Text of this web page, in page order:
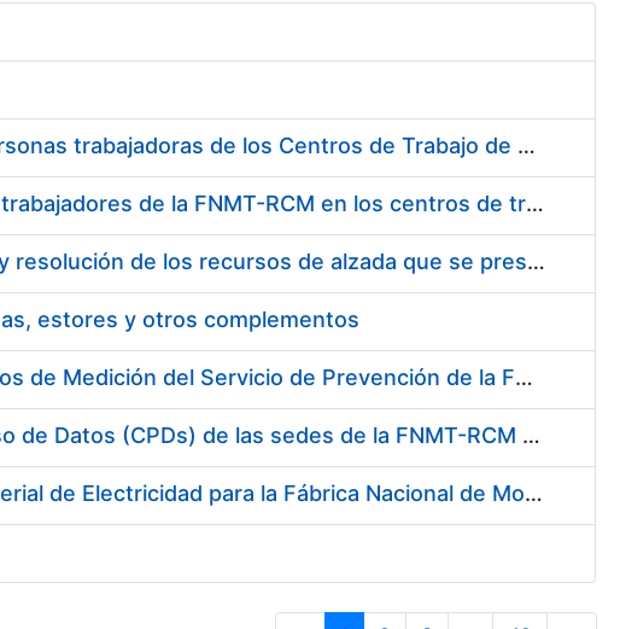
Suministro de Protectores Auditivos a medida para las personas trabajadoras de los Centros de Trabajo de Madrid y Burgos
Suministro de gafas graduadas antiproyecciones para los trabajadores de la FNMT-RCM en los centros de trabajo de Madrid y Burgos
Servicios de una empresa externa para el asesoramiento y resolución de los recursos de alzada que se presentan relacionados con procesos de selección para la FNMT-RCM
estores y otros complementos
Servicio de Calibración y Verificación Externa de los Equipos de Medición del Servicio de Prevención de la FNMT-RCM
Conexión mediante Fibra Óptica de los Centros de Proceso de Datos (CPDs) de las sedes de la FNMT-RCM de Burgos y Madrid
Contratación de acuerdo marco para el Suministro de Material de Electricidad para la Fábrica Nacional de Moneda y Timbre-Real Casa de la Moneda en su centro de trabajo de Burgos